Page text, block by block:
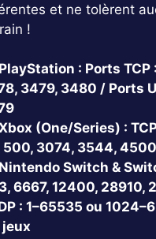
et ne tolèrent
!
PlayStation : Ports TCP
3479, 3480 / Ports
(One/Series) :
500, 3074, 3544, 4500
Nintendo Switch &
6667, 12400, 28910,
: 1–65535 ou
jeux